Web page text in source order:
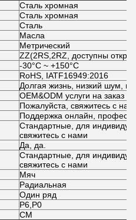
Сталь хромная
Сталь хромная
Сталь
Масла
Метрический
ZZ(2RS 2RZ, доступны
-30°C ~ +150°C
RoHS, IATF16949:2016
Долгая жизнь, низкий шум,
OEM&ODM услуги на заказ
Пожалуйста, свяжитесь с
Поддержка онлайн,
Стандартные, для
свяжитесь с нами
Да, да.
Стандартные, для
свяжитесь с нами
Мяч
Радиальная
Один ряд
P6,P0
CM